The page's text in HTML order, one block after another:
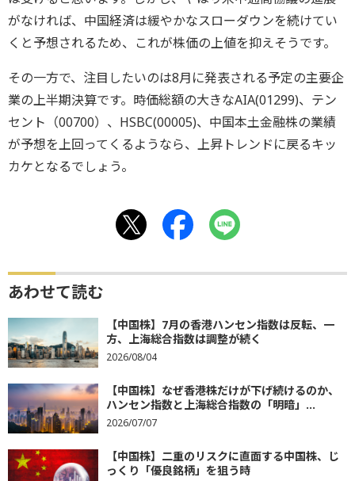
がなければ、中国経済は緩やかなスローダウンを続けてい
くと予想されるため、これが株価の上値を抑えそうです。
その一方で、注目したいのは8月に発表される予定の主要企
業の上半期決算です。時価総額の大きなAIA(01299)、テン
セント（00700）、HSBC(00005)、中国本土金融株の業績
が予想を上回ってくるようなら、上昇トレンドに戻るキッ
カケとなるでしょう。
あわせて読む
【中国株】7月の香港ハンセン指数は反転、一
方、上海総合指数は調整が続く
2026/08/04
【中国株】なぜ香港株だけが下げ続けるのか、
ハンセン指数と上海総合指数の「明暗」...
2026/07/07
【中国株】二重のリスクに直面する中国株、じ
っくり「優良銘柄」を狙う時